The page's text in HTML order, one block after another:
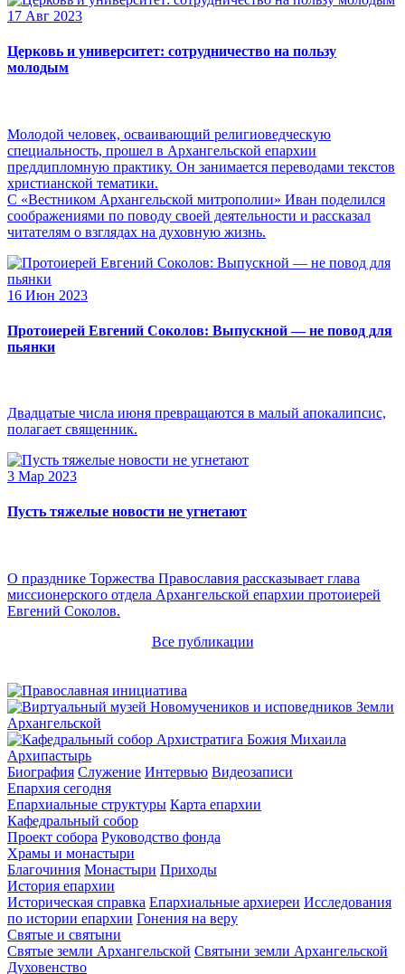
17 Авг 2023
Церковь и университет: сотрудничество на пользу
молодым
Молодой человек, осваивающий религиоведческую
специальность, прошел в Архангельской епархии
преддипломную практику. Он занимается переводами текстов
христианской тематики.
С «Вестником Архангельской митрополии» Иван поделился
соображениями по поводу своей деятельности и рассказал
читателям о взглядах на духовную жизнь.
16 Июн 2023
Протоиерей Евгений Соколов: Выпускной — не повод для
пьянки
Двадцатые числа июня превращаются в малый апокалипсис,
полагает священник.
3 Мар 2023
Пусть тяжелые новости не угнетают
О празднике Торжества Православия рассказывает глава
миссионерского отдела Архангельской епархии протоиерей
Евгений Соколов.
Все публикации
Архипастырь
Биография Служение Интервью Видеозаписи
Епархия сегодня
Епархиальные структуры Карта епархии
Кафедральный собор
Проект собора Руководство фонда
Храмы и монастыри
Благочиния Монастыри Приходы
История епархии
Историческая справка Епархиальные архиереи Исследования
по истории епархии Гонения на веру
Святые и святыни
Святые земли Архангельской Святыни земли Архангельской
Духовенство